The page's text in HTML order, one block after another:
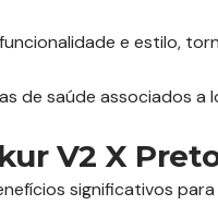
e estilo,
de saúde associados
V2 X
significativos